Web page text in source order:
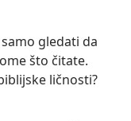
gledati da
što čitate.
ličnosti?